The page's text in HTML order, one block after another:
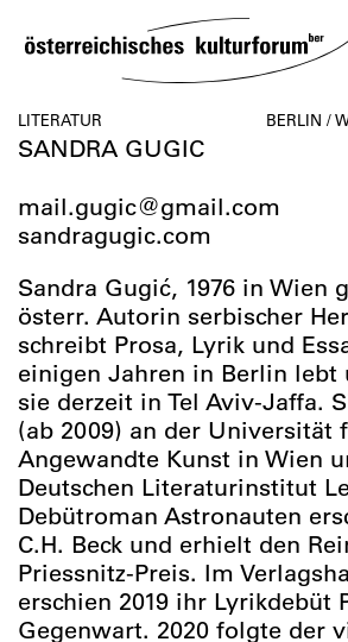
TO
VERANSTALTUNGEN KOSMOS
LITERATUR
SANDRA GUGIC
BERLIN /
mail.gugic@gmail.com
sandragugic.com
Sandra Gugić, 1976 in Wien
österr. Autorin serbischer
schreibt Prosa, Lyrik und
einigen Jahren in Berlin lebt
sie derzeit in Tel Aviv-Jaffa.
(ab 2009) an der Universität
Angewandte Kunst in Wien
Deutschen Literaturinstitut
Debütroman Astronauten
C.H. Beck und erhielt den
Priessnitz-Preis. Im
erschien 2019 ihr Lyrikdebüt
Gegenwart. 2020 folgte der